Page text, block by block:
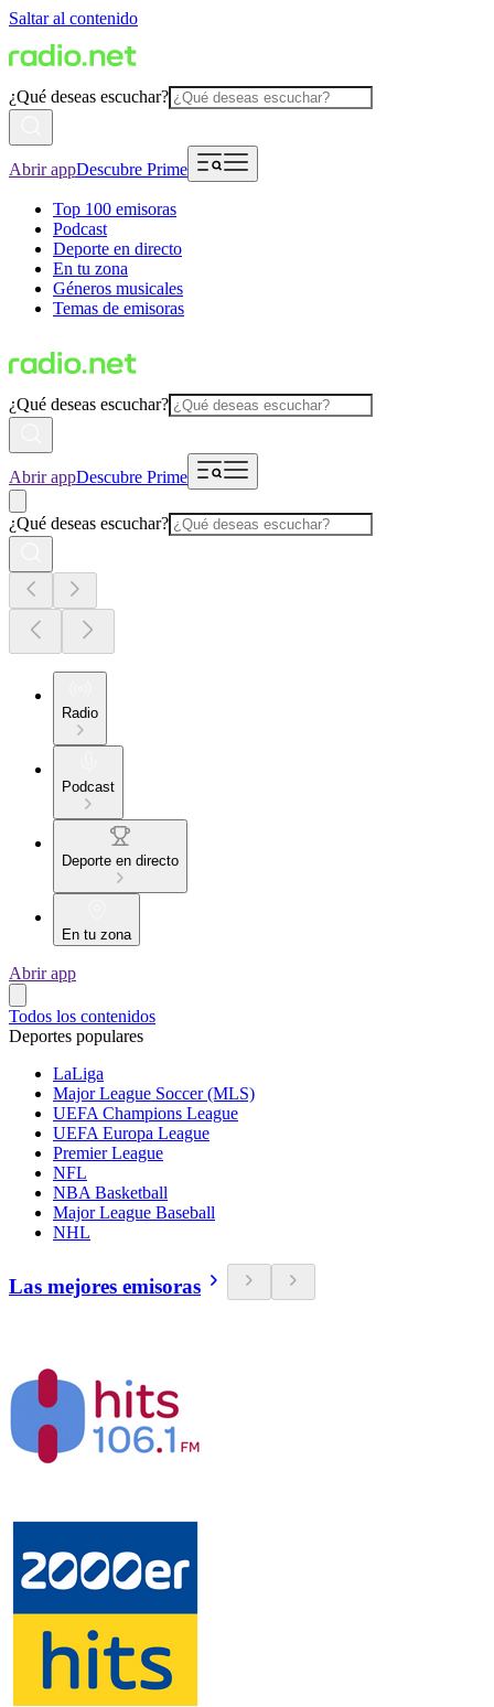
Saltar al contenido
¿Qué deseas escuchar?
Abrir appDescubre Prime
Top 100 emisoras
Podcast
Deporte en directo
En tu zona
Géneros musicales
Temas de emisoras
¿Qué deseas escuchar?
Abrir appDescubre Prime
¿Qué deseas escuchar?
Radio
Podcast
Deporte en directo
En tu zona
Abrir app
Todos los contenidos
Deportes populares
LaLiga
Major League Soccer (MLS)
UEFA Champions League
UEFA Europa League
Premier League
NFL
NBA Basketball
Major League Baseball
NHL
Las mejores emisoras